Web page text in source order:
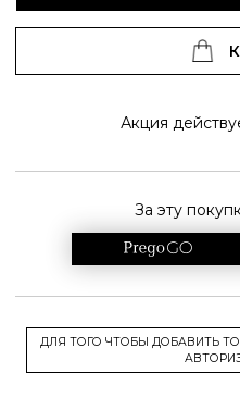
Акция
За эту
ДЛЯ ТОГО ЧТОБЫ ДОБАВИТЬ